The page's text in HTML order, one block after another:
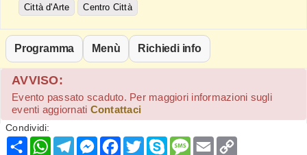
Città d'Arte
Centro Città
Programma Menù Richiedi info
AVVISO:
Evento passato scaduto. Per maggiori informazioni sugli
eventi aggiornati Contattaci
Condividi:
Condividi
WhatsApp
Telegram
Messenger
Facebook
TwitterSkypeMessage
Email